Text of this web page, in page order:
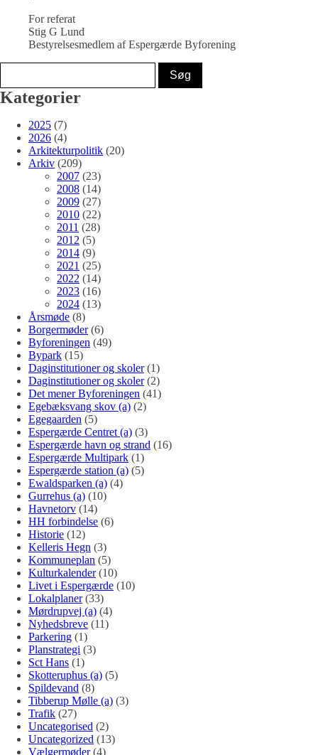
For referat
Stig G Lund
Bestyrelsesmedlem af Espergærde Byforening
Kategorier
2025 (7)
2026 (4)
Arkitekturpolitik (20)
Arkiv (209)
2007 (23)
2008 (14)
2009 (27)
2010 (22)
2011 (28)
2012 (5)
2014 (9)
2021 (25)
2022 (14)
2023 (16)
2024 (13)
Årsmøde (8)
Borgermøder(6)
Byforeningen (49)
Bypark (15)
Daginstitutioner og skoler(1)
Daginstitutioner og skoler(2)
Det mener Byforeningen (41)
Egebæksvang skov (a) (2)
Egegaarden (5)
Espergærde Centret (a) (3)
Espergærde havn og strand (16)
Espergærde Multipark (1)
Espergærde station (a) (5)
Ewaldsparken (a) (4)
Gurrehus (a) (10)
Havnetorv (14)
HH forbindelse (6)
Historie (12)
Kelleris Hegn (3)
Kommuneplan (5)
Kulturkalender(10)
Livet i Espergærde (10)
Lokalplaner(33)
Mørdrupvej (a) (4)
Nyhedsbreve (11)
Parkering (1)
Planstrategi (3)
Sct Hans (1)
Skotteruphus (a) (5)
Spildevand (8)
Tibberup Mølle (a) (3)
Trafik (27)
Uncategorised (2)
Uncategorized (13)
Vælgermøder(4)